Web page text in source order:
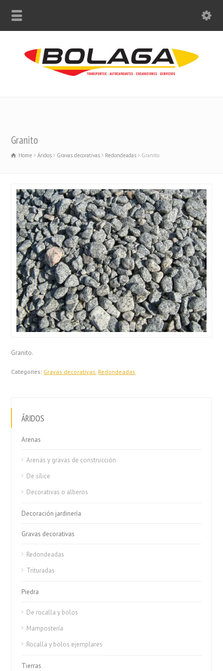
Granito
Home Áridos Gravas decorativas Redondeadas Granito
Granito.
Categories: Gravas decorativas, Redondeadas
ÁRIDOS
Arenas
Arenas y gravas de construcción
De sílice
Decorativas o alberos
Decoración jardinería
Gravas decorativas
Redondeadas
Trituradas
Piedra
De rocalla y bolos
Mampostería
Rocalla y bolos ejemplares
Tierras